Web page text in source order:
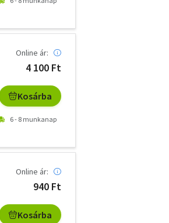
Online ár:
4 100 Ft
Kosárba
6 - 8 munkanap
Online ár:
940 Ft
Kosárba